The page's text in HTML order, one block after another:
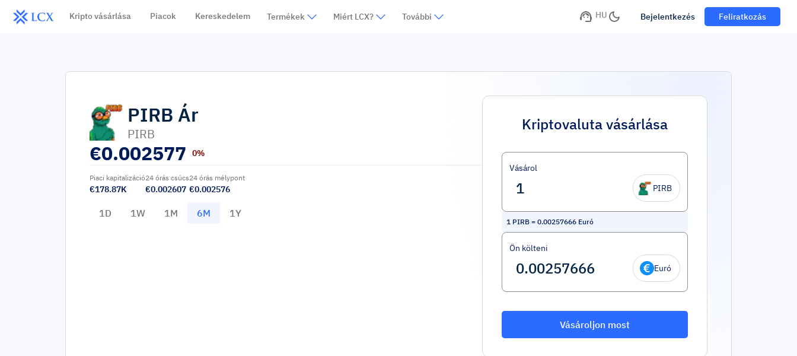
Kripto vásárlása Piacok Kereskedelem Termékek Miért LCX? További HU Bejelentkezés Feliratkozás
PIRB Ár
PIRB
€0.002577 0%
Piaci kapitalizáció
€178.87K
24 órás csúcs
€0.002607
24 órás mélypont
€0.002576
1D 1W 1M 6M 1Y
Kriptovaluta vásárlása
Vásárol
PIRB
1 PIRB = 0.00257666 Euró
Ön költeni
Euró
Vásároljon most